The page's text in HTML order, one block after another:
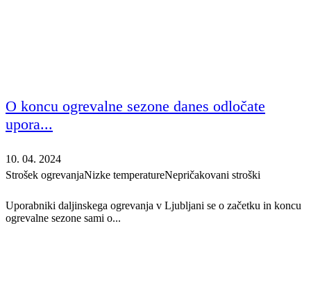
O koncu ogrevalne sezone danes odločate
upora...
10. 04. 2024
Strošek ogrevanjaNizke temperatureNepričakovani stroški
Uporabniki daljinskega ogrevanja v Ljubljani se o začetku in koncu
ogrevalne sezone sami o...